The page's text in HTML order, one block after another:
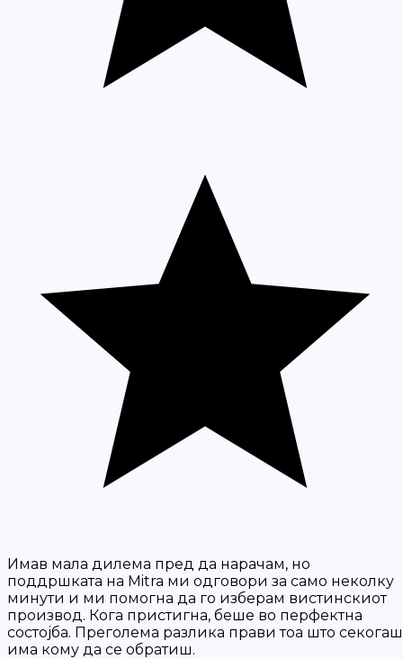
Имав мала дилема пред да нарачам, но
поддршката на Mitra ми одговори за само неколку
минути и ми помогна да го изберам вистинскиот
производ. Кога пристигна, беше во перфектна
состојба. Преголема разлика прави тоа што секогаш
има кому да се обратиш.